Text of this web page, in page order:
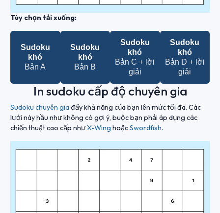
Tùy chọn tải xuống:
Sudoku
khó
Bản A
Sudoku
khó
Bản B
Sudoku
khó
Bản C + lời
giải
Sudoku
khó
Bản D + lời
giải
In sudoku cấp độ chuyên gia
Sudoku chuyên giađẩy khả năng của bạn lên mức tối đa. Các
lưới này hầu như không có gợi ý, buộc bạn phải áp dụng các
chiến thuật cao cấp nhưX-Wing hoặcSwordfish.